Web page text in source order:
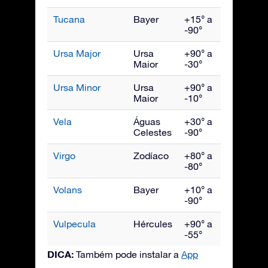
Tucana Bayer
+15° a
-90°
Ursa Major
Ursa
Maior
+90° a
-30°
Ursa Minor
Ursa
Maior
+90° a
-10°
Vela
Águas
Celestes
+30° a
-90°
Virgo Zodíaco
+80° a
-80°
Volans Bayer
+10° a
-90°
Vulpecula Hércules
+90° a
-55°
DICA: Também pode instalar a App